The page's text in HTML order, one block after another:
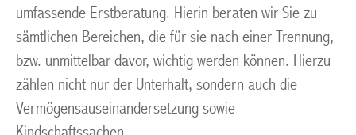
umfassende Erstberatung. Hierin beraten wir Sie zu
sämtlichen Bereichen, die für sie nach einer Trennung,
bzw. unmittelbar davor, wichtig werden können. Hierzu
zählen nicht nur der Unterhalt, sondern auch die
Vermögensauseinandersetzung sowie